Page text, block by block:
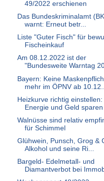
49/2022 erschienen
Das Bundes­kriminal­amt
warnt: Er­neut be­tr...
Liste "Guter Fisch" für
Fischeinkauf
Am 08.12.2022 ist der
"Bundesweite Warntag
Bayern: Keine
mehr im ÖPNV ab
Heizkurve richtig einstellen:
Energie und Geld sparen
Walnüsse sind relativ
für Schimmel
Glühwein, Punsch, Grog &
Alkohol und seine Ri...
Bargeld- Edelmetall- und
Diamantverbot bei